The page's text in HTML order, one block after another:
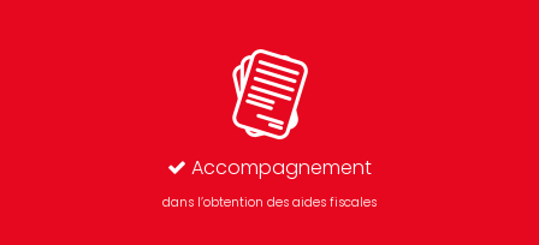
Accompagnement
dans l’obtention des aides fiscales